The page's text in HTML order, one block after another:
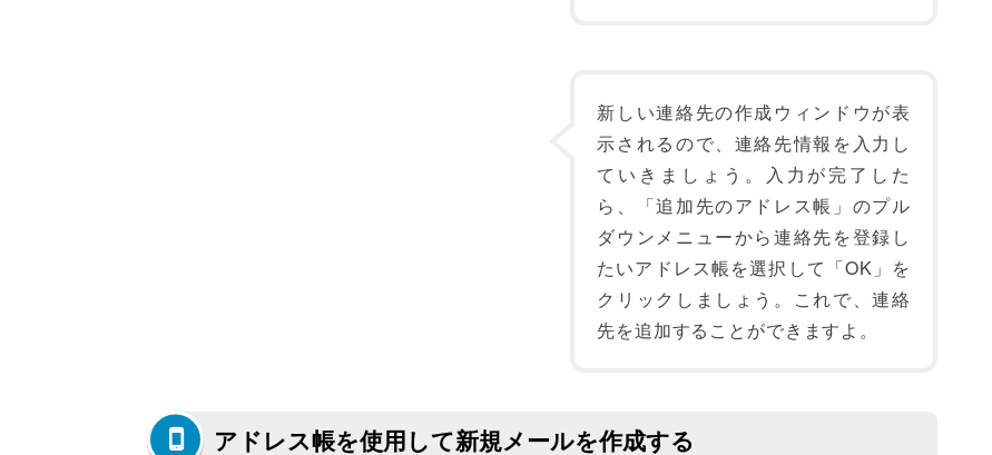
新しい連絡先の作成ウィンドウが表
示されるので、連絡先情報を入力し
ていきましょう。入力が完了した
ら、「追加先のアドレス帳」のプル
ダウンメニューから連絡先を登録し
たいアドレス帳を選択して「OK」を
クリックしましょう。これで、連絡
先を追加することができますよ。
アドレス帳を使用して新規メールを作成する